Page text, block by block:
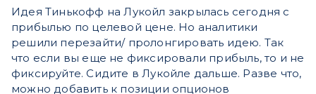
Идея Тинькофф на Лукойл закрылась сегодня с
прибылью по целевой цене. Но аналитики
решили перезайти/ пролонгировать идею. Так
что если вы еще не фиксировали прибыль, то и не
фиксируйте. Сидите в Лукойле дальше. Разве что,
можно добавить к позиции опционов